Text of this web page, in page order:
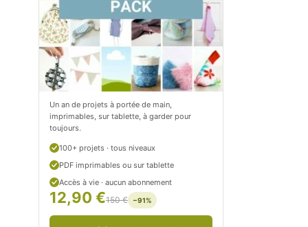
t
i
t
i
t
r
o
e
t
i
c
i
t
r
Un an de projets à portée de main,
imprimables, sur tablette, à garder pour
toujours.
100+ projets · tous niveaux
PDF imprimables ou sur tablette
Accès à vie · aucun abonnement
12,90 €150 € −91%